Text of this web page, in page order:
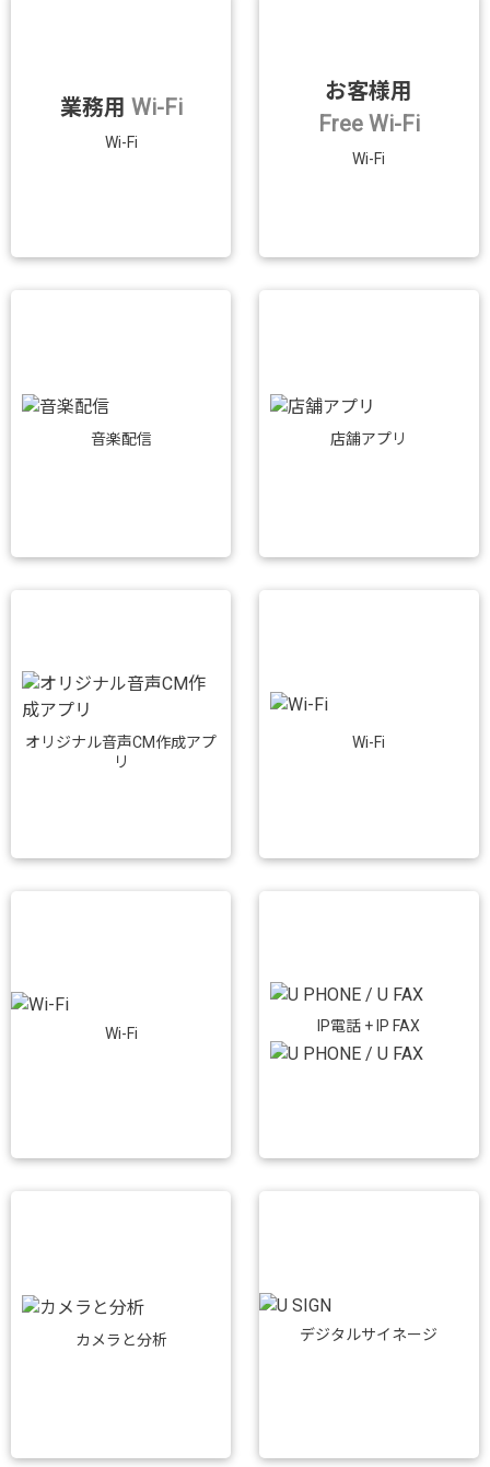
業務用 Wi-Fi
Wi-Fi
お客様用
Free Wi-Fi
Wi-Fi
音楽配信 店舗アプリ
オリジナル音声CM作成アプ
リ
Wi-Fi
Wi-Fi IP電話 + IP FAX
カメラと分析 デジタルサイネージ